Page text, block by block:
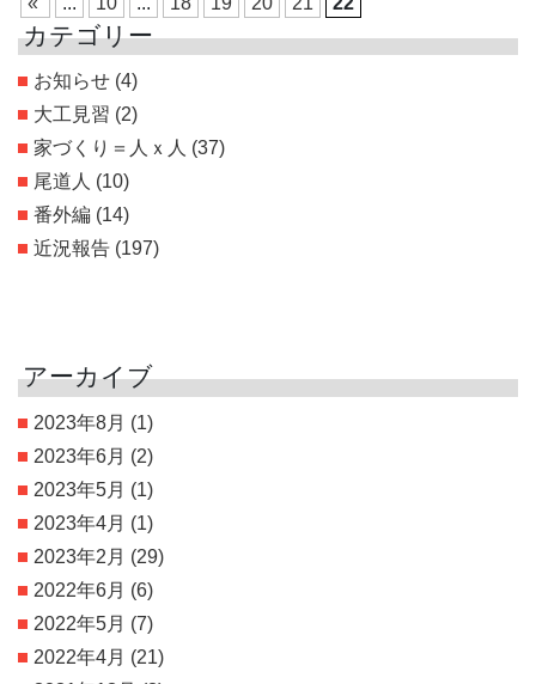
カテゴリー
お知らせ (4)
大工見習 (2)
家づくり＝人ｘ人 (37)
尾道人 (10)
番外編 (14)
近況報告 (197)
アーカイブ
2023年8月 (1)
2023年6月 (2)
2023年5月 (1)
2023年4月 (1)
2023年2月 (29)
2022年6月 (6)
2022年5月 (7)
2022年4月 (21)